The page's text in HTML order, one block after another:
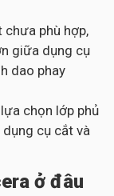
chưa phù hợp,
giữa dụng cụ
dao phay
chọn lớp phủ
cụ cắt và
ở đâu